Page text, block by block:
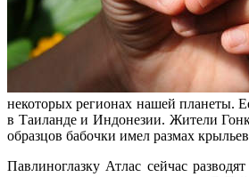
некоторых регионах нашей планеты.
в Таиланде и Индонезии. Жители
образцов бабочки имел размах
Павлиноглазку Атлас сейчас